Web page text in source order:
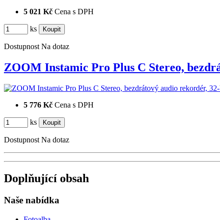
5 021 Kč Cena s DPH
ks
Dostupnost Na dotaz
ZOOM Instamic Pro Plus C Stereo,
5 776 Kč Cena s DPH
ks
Dostupnost Na dotaz
Doplňující obsah
Naše nabídka